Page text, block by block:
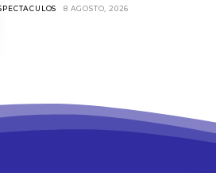
8 AGOSTO, 2026